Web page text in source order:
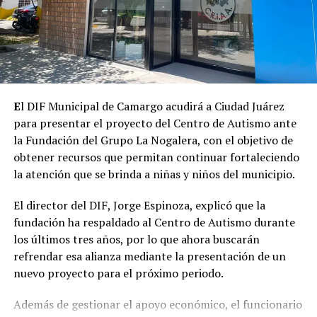
El DIF Municipal de Camargo acudirá a Ciudad Juárez
para presentar el proyecto del Centro de Autismo ante
la Fundación del Grupo La Nogalera, con el objetivo de
obtener recursos que permitan continuar fortaleciendo
la atención que se brinda a niñas y niños del municipio.
El director del DIF, Jorge Espinoza, explicó que la
fundación ha respaldado al Centro de Autismo durante
los últimos tres años, por lo que ahora buscarán
refrendar esa alianza mediante la presentación de un
nuevo proyecto para el próximo periodo.
Además de gestionar el apoyo económico, el funcionario